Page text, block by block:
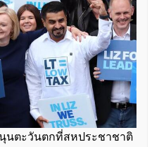
นตะวันตกที่สหประชาชาติ